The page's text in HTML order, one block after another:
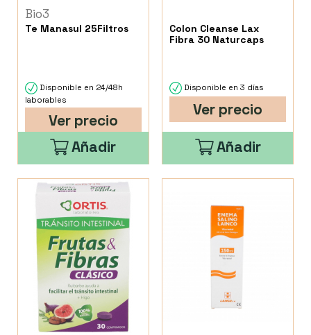
Bio3
Te Manasul 25Filtros
Disponible en 24/48h
laborables
Ver precio
Añadir
Colon Cleanse Lax
Fibra 30 Naturcaps
Disponible en 3 días
Ver precio
Añadir